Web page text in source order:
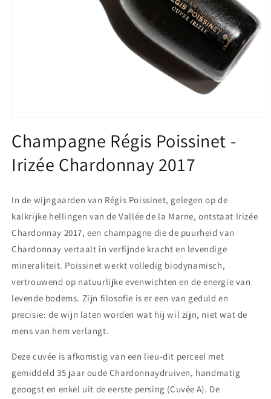
openen
in
modaal
Champagne Régis Poissinet -
Irizée Chardonnay 2017
In de wijngaarden van Régis Poissinet, gelegen op de
kalkrijke hellingen van de Vallée de la Marne, ontstaat Irizée
Chardonnay 2017, een champagne die de puurheid van
Chardonnay vertaalt in verfijnde kracht en levendige
mineraliteit. Poissinet werkt volledig biodynamisch,
vertrouwend op natuurlijke evenwichten en de energie van
levende bodems. Zijn filosofie is er een van geduld en
precisie: de wijn laten worden wat hij wil zijn, niet wat de
mens van hem verlangt.
Deze cuvée is afkomstig van een lieu‑dit perceel met
gemiddeld 35 jaar oude Chardonnaydruiven, handmatig
geoogst en enkel uit de eerste persing (Cuvée A). De